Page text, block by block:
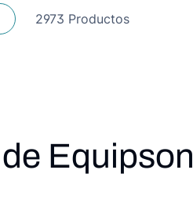
2973 Productos
Equipson